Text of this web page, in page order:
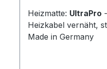
Heizmatte: UltraPro
Made in Germany